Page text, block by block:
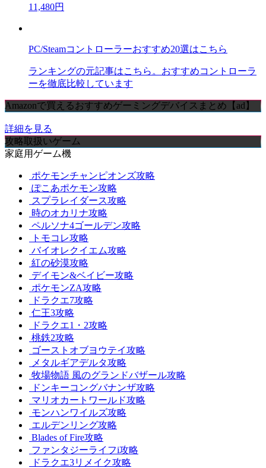
11,480円
PC/Steamコントローラーおすすめ20選はこちら
ランキングの元記事はこちら。おすすめコントローラ
ーを徹底比較しています
Amazonで買えるおすすめゲーミングデバイスまとめ【ad】
詳細を見る
攻略取扱いゲーム
家庭用ゲーム機
ポケモンチャンピオンズ攻略
ぽこあポケモン攻略
スプラレイダース攻略
時のオカリナ攻略
ペルソナ4ゴールデン攻略
トモコレ攻略
バイオレクイエム攻略
紅の砂漠攻略
デイモン&ベイビー攻略
ポケモンZA攻略
ドラクエ7攻略
仁王3攻略
ドラクエ1・2攻略
桃鉄2攻略
ゴーストオブヨウテイ攻略
メタルギアデルタ攻略
牧場物語 風のグランドバザール攻略
ドンキーコングバナンザ攻略
マリオカートワールド攻略
モンハンワイルズ攻略
エルデンリング攻略
Blades of Fire攻略
ファンタジーライフi攻略
ドラクエ3リメイク攻略